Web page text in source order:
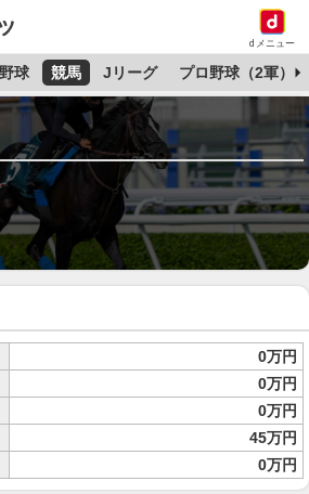
dメニュー
球 競馬 Jリーグ プロ野球（2軍）
0万円
0万円
0万円
45万円
0万円